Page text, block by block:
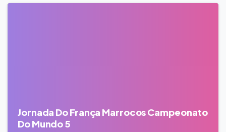
Jornada Do França Marrocos Campeonato
Do Mundo 5